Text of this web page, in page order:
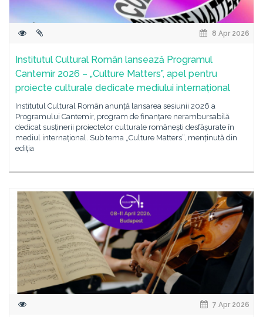
8 Apr 2026
Institutul Cultural Român lansează Programul
Cantemir 2026 – „Culture Matters”, apel pentru
proiecte culturale dedicate mediului internațional
Institutul Cultural Român anunță lansarea sesiunii 2026 a
Programului Cantemir, program de finanțare nerambursabilă
dedicat susținerii proiectelor culturale românești desfășurate în
mediul internațional. Sub tema „Culture Matters”, menținută din
ediția
7 Apr 2026